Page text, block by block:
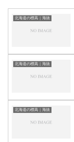
北海道の標高｜海抜
北海道の標高｜海抜
北海道の標高｜海抜